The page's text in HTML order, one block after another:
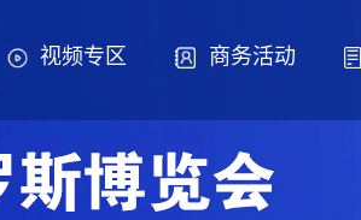
视频专区 商务活动